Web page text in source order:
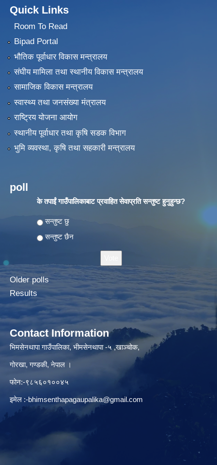
Quick Links
Room To Read
Bipad Portal
भौतिक पूर्वाधार विकास मन्त्रालय
संघीय मामिला तथा स्थानीय विकास मन्त्रालय
सामाजिक विकास मन्त्रालय
स्वास्थ्य तथा जनसंख्या मंत्रालय
राष्ट्रिय योजना आयोग
स्थानीय पूर्वाधार तथा कृषि सडक विभाग
भुमि व्यवस्था, कृषि तथा सहकारी मन्त्रालय
poll
के तपाईं गाउँपालिकाबाट प्रवाहित सेवाप्रति सन्तुष्ट हुनुहुन्छ?
Choices
सन्तुष्ट छु
सन्तुष्ट छैन
Older polls
Results
Contact Information
भिमसेनथापा गाउँपालिका, भीमसेनथापा -५ ,खाञ्चोक,
गोरखा, गण्डकी, नेपाल ।
फोन:-९८५६०१००४५
इमेल :-bhimsenthapagaupalika@gmail.com